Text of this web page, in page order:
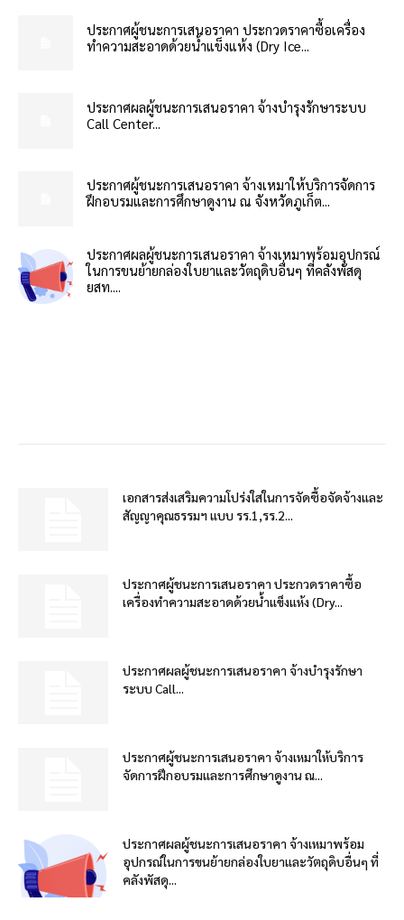
ประกาศผู้ชนะการเสนอราคา ประกวดราคาซื้อเครื่อง
ทำความสะอาดด้วยน้ำแข็งแห้ง (Dry Ice...
ประกาศผลผู้ชนะการเสนอราคา จ้างบำรุงรักษาระบบ
Call Center...
ประกาศผู้ชนะการเสนอราคา จ้างเหมาให้บริการจัดการ
ฝึกอบรมและการศึกษาดูงาน ณ จังหวัดภูเก็ต...
ประกาศผลผู้ชนะการเสนอราคา จ้างเหมาพร้อมอุปกรณ์
ในการขนย้ายกล่องใบยาและวัตถุดิบอื่นๆ ที่คลังพัสดุ
ยสท....
เอกสารส่งเสริมความโปร่งใสในการจัดซื้อจัดจ้างและ
สัญญาคุณธรรมฯ แบบ รร.1,รร.2...
ประกาศผู้ชนะการเสนอราคา ประกวดราคาซื้อ
เครื่องทำความสะอาดด้วยน้ำแข็งแห้ง (Dry...
ประกาศผลผู้ชนะการเสนอราคา จ้างบำรุงรักษา
ระบบ Call...
ประกาศผู้ชนะการเสนอราคา จ้างเหมาให้บริการ
จัดการฝึกอบรมและการศึกษาดูงาน ณ...
ประกาศผลผู้ชนะการเสนอราคา จ้างเหมาพร้อม
อุปกรณ์ในการขนย้ายกล่องใบยาและวัตถุดิบอื่นๆ ที่
คลังพัสดุ...